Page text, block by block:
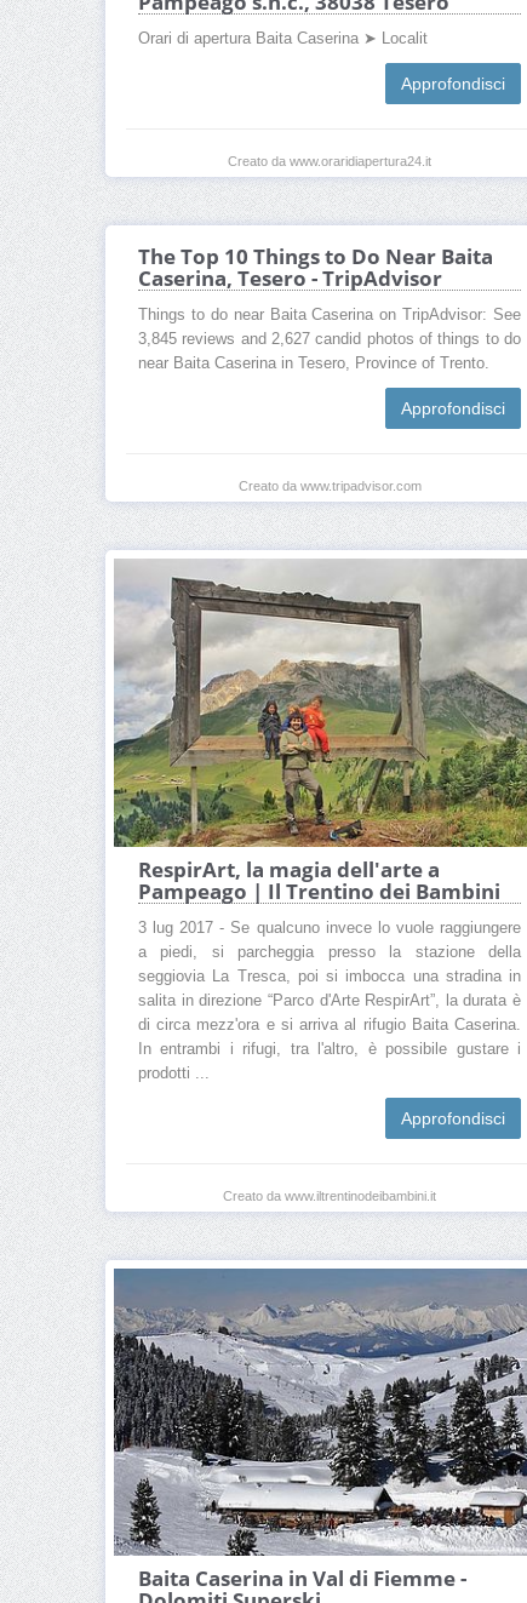
Orari di apertura Baita Caserina ➤ Localit
Approfondisci
Creato da www.oraridiapertura24.it
The Top 10 Things to Do Near Baita
Caserina, Tesero - TripAdvisor
Things to do near Baita Caserina on TripAdvisor: See
3,845 reviews and 2,627 candid photos of things to do
near Baita Caserina in Tesero, Province of Trento.
Approfondisci
Creato da www.tripadvisor.com
RespirArt, la magia dell'arte a
Pampeago | Il Trentino dei Bambini
3 lug 2017 - Se qualcuno invece lo vuole raggiungere
a piedi, si parcheggia presso la stazione della
seggiovia La Tresca, poi si imbocca una stradina in
salita in direzione “Parco d'Arte RespirArt”, la durata è
di circa mezz'ora e si arriva al rifugio Baita Caserina.
In entrambi i rifugi, tra l'altro, è possibile gustare i
prodotti ...
Approfondisci
Creato da www.iltrentinodeibambini.it
Baita Caserina in Val di Fiemme -